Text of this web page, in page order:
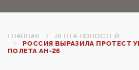
ГЛАВНАЯ
ЛЕНТА НОВОСТЕЙ
РОССИЯ ВЫРАЗИЛА ПРОТЕСТ
ПОЛЕТА АН-26‍